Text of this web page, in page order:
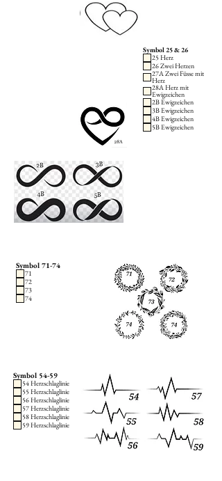
Symbol 25 & 26
25 Herz
26 Zwei Herzen
27A Zwei Füsse mit
Herz
28A Herz mit
Ewigzeichen
2B Ewigzeichen
3B Ewigzeichen
4B Ewigzeichen
5B Ewigzeichen
Symbol 71-74
71
72
73
74
Symbol 54-59
54 Herzschlaglinie
55 Herzschlaglinie
56 Herzschlaglinie
57 Herzschlaglinie
58 Herzschlaglinie
59 Herzschlaglinie